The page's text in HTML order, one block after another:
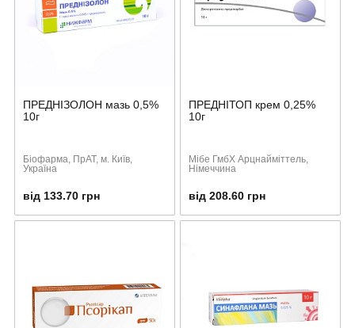
ПРЕДНІЗОЛОН мазь 0,5%
10г
Біофарма, ПрАТ, м. Київ,
Україна
від 133.70 грн
ПРЕДНІТОП крем 0,25%
10г
Мібе ГмбХ Арцнайміттель,
Німеччина
від 208.60 грн